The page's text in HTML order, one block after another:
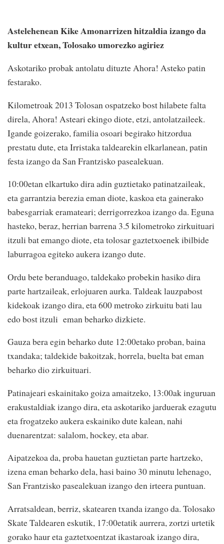
Astelehenean Kike Amonarrizen hitzaldia izango da
kultur etxean, Tolosako umorezko agiriez
Askotariko probak antolatu dituzte Ahora! Asteko patin
festarako.
Kilometroak 2013 Tolosan ospatzeko bost hilabete falta
direla, Ahora! Asteari ekingo diote, etzi, antolatzaileek.
Igande goizerako, familia osoari begirako hitzordua
prestatu dute, eta Irristaka taldearekin elkarlanean, patin
festa izango da San Frantzisko pasealekuan.
10:00etan elkartuko dira adin guztietako patinatzaileak,
eta garrantzia berezia eman diote, kaskoa eta gainerako
babesgarriak eramateari; derrigorrezkoa izango da. Eguna
hasteko, beraz, herrian barrena 3.5 kilometroko zirkuituari
itzuli bat emango diote, eta tolosar gaztetxoenek ibilbide
laburragoa egiteko aukera izango dute.
Ordu bete beranduago, taldekako probekin hasiko dira
parte hartzaileak, erlojuaren aurka. Taldeak lauzpabost
kidekoak izango dira, eta 600 metroko zirkuitu bati lau
edo bost itzuli eman beharko dizkiete.
Gauza bera egin beharko dute 12:00etako proban, baina
txandaka; taldekide bakoitzak, horrela, buelta bat eman
beharko dio zirkuituari.
Patinajeari eskainitako goiza amaitzeko, 13:00ak inguruan
erakustaldiak izango dira, eta askotariko jarduerak ezagutu
eta frogatzeko aukera eskainiko dute kalean, nahi
duenarentzat: salalom, hockey, eta abar.
Aipatzekoa da, proba hauetan guztietan parte hartzeko,
izena eman beharko dela, hasi baino 30 minutu lehenago,
San Frantzisko pasealekuan izango den irteera puntuan.
Arratsaldean, berriz, skatearen txanda izango da. Tolosako
Skate Taldearen eskutik, 17:00etatik aurrera, zortzi urtetik
gorako haur eta gaztetxoentzat ikastaroak izango dira,